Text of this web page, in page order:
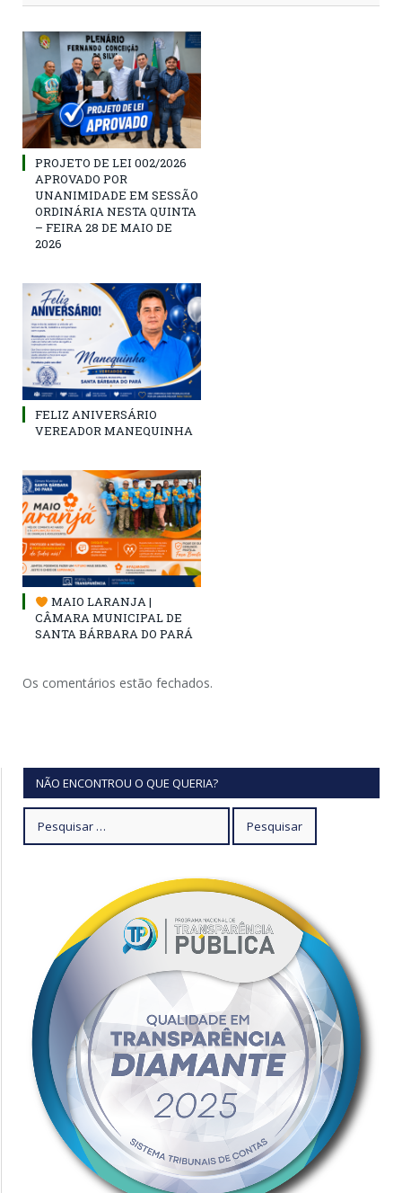
PROJETO DE LEI 002/2026
APROVADO POR
UNANIMIDADE EM SESSÃO
ORDINÁRIA NESTA QUINTA
– FEIRA 28 DE MAIO DE
2026
FELIZ ANIVERSÁRIO
VEREADOR MANEQUINHA
MAIO LARANJA |
CÂMARA MUNICIPAL DE
SANTA BÁRBARA DO PARÁ
Os comentários estão fechados.
NÃO ENCONTROU O QUE QUERIA?